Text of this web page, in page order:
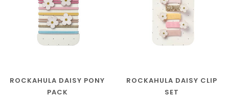
ROCKAHULA DAISY PONY
PACK
ROCKAHULA DAISY CLIP
SET